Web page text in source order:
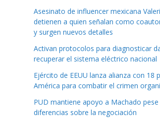
Asesinato de influencer mexicana
detienen a quien señalan como
y surgen nuevos detalles
Activan protocolos para diagnosticar
recuperar el sistema eléctrico nacional
Ejército de EEUU lanza alianza con 18
América para combatir el crimen
PUD mantiene apoyo a Machado pese
diferencias sobre la negociación